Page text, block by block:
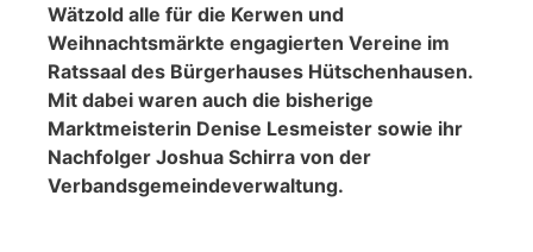
Wätzold alle für die Kerwen und
Weihnachtsmärkte engagierten Vereine im
Ratssaal des Bürgerhauses Hütschenhausen.
Mit dabei waren auch die bisherige
Marktmeisterin Denise Lesmeister sowie ihr
Nachfolger Joshua Schirra von der
Verbandsgemeindeverwaltung.